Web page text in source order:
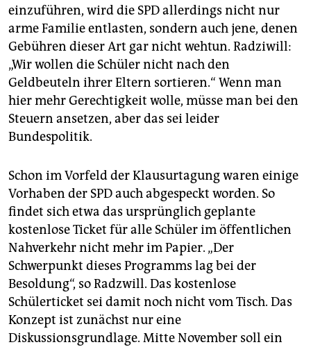
einzuführen, wird die SPD allerdings nicht nur
arme Familie entlasten, sondern auch jene, denen
Gebühren dieser Art gar nicht wehtun. Radziwill:
„Wir wollen die Schüler nicht nach den
Geldbeuteln ihrer Eltern sortieren.“ Wenn man
hier mehr Gerechtigkeit wolle, müsse man bei den
Steuern ansetzen, aber das sei leider
Bundespolitik.
Schon im Vorfeld der Klausurtagung waren einige
Vorhaben der SPD auch abgespeckt worden. So
findet sich etwa das ursprünglich geplante
kostenlose Ticket für alle Schüler im öffentlichen
Nahverkehr nicht mehr im Papier. „Der
Schwerpunkt dieses Programms lag bei der
Besoldung“, so Radzwill. Das kostenlose
Schülerticket sei damit noch nicht vom Tisch. Das
Konzept ist zunächst nur eine
Diskussionsgrundlage. Mitte November soll ein